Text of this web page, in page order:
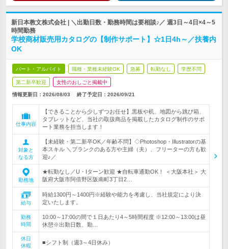
新日本教文株式会社 | ＼出勤日数・勤務時間は要相談♪／ 週3日～4日×4～5
時間勤務
学校商材販売用カタログの【制作サポート】☆1日4h～／扶養内
OK
パート・アルバイト 職種・業種未経験OK 急募 転勤なし 学歴不問
第二新卒歓迎 女性のおしごと掲載中
情報更新日：2026/08/03 終了予定日： 2026/09/21
仕事内容
【できることから少しずつお任せ】黒板や机、地図から跳び箱、
タブレットなど、当社の取扱商品を掲載したカタログ制作のサポ
ート業務を担当します！
対象と
なる方
【未経験・第二新卒OK／年齢不問】◇Photoshop・Illustratorの基
本スキル ＼ブランクのある方や主婦（夫）、フリーターの方も歓
迎♪／
勤務地
★転勤なし／U・Iターン歓迎 ★自転車通勤OK！ ＜大阪本社＞ 大
阪府大阪市阿倍野区阪南町3丁目2…
給与
時給1300円～1400円※経験や能力を考慮し、当社規定により決
定いたします。
勤務
時間
10:00～17:00の間で１日あたり4～5時間程度 ※12:00～13:00は昼
休憩※出勤日数、勤…
休日
休暇
■シフト制（週3～4日休み）